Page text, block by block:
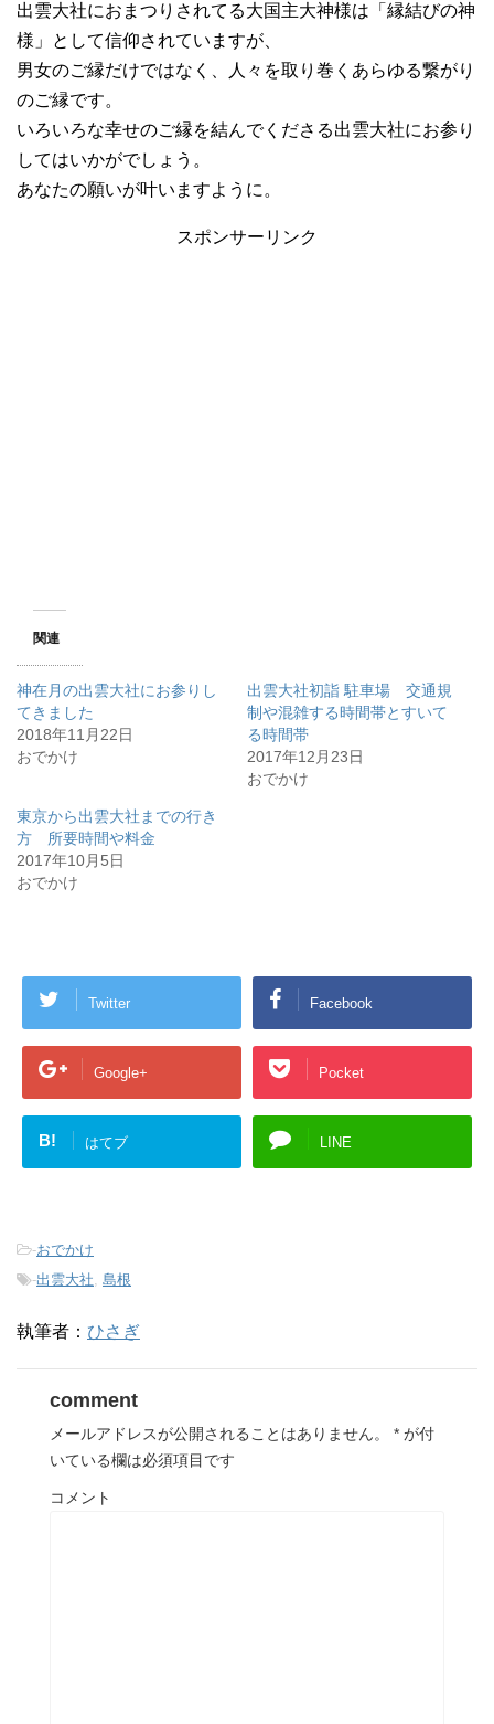
出雲大社におまつりされてる大国主大神様は「縁結びの神
様」として信仰されていますが、
男女のご縁だけではなく、人々を取り巻くあらゆる繋がり
のご縁です。
いろいろな幸せのご縁を結んでくださる出雲大社にお参り
してはいかがでしょう。
あなたの願いが叶いますように。
スポンサーリンク
関連
神在月の出雲大社にお参りし
てきました
2018年11月22日
おでかけ
出雲大社初詣 駐車場 交通規
制や混雑する時間帯とすいて
る時間帯
2017年12月23日
おでかけ
東京から出雲大社までの行き
方 所要時間や料金
2017年10月5日
おでかけ
Twitter Facebook
Google+ Pocket
B! はてブ LINE
-おでかけ
-出雲大社, 島根
執筆者： ひさぎ
comment
メールアドレスが公開されることはありません。 * が付
いている欄は必須項目です
コメント